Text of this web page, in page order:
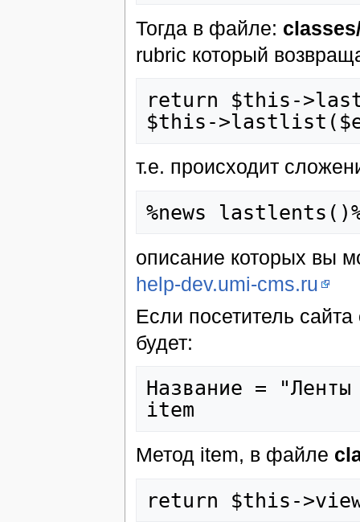
Тогда в файле:
rubric который
return $this-
т.е. происходит
описание которых вы
help-dev.umi-cms.ru
Если посетитель
будет:
Название =
Метод item, в файле